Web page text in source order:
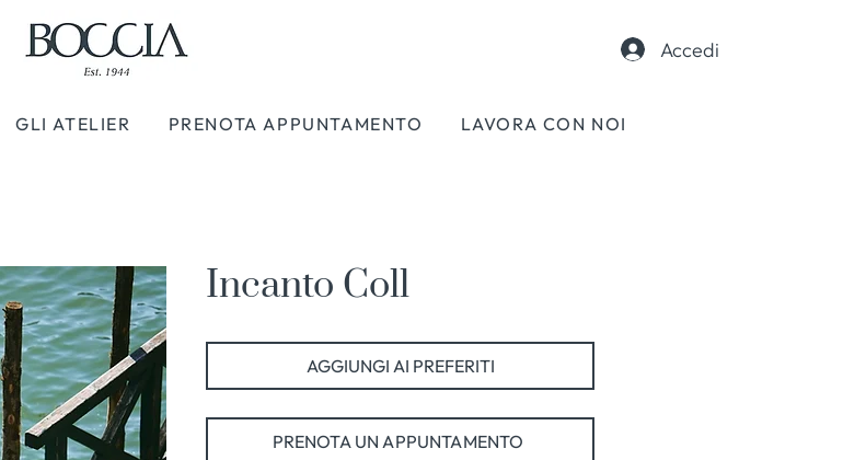
Accedi
GLI ATELIER PRENOTA APPUNTAMENTO LAVORA CON NOI
Incanto Coll
AGGIUNGI AI PREFERITI
PRENOTA UN APPUNTAMENTO